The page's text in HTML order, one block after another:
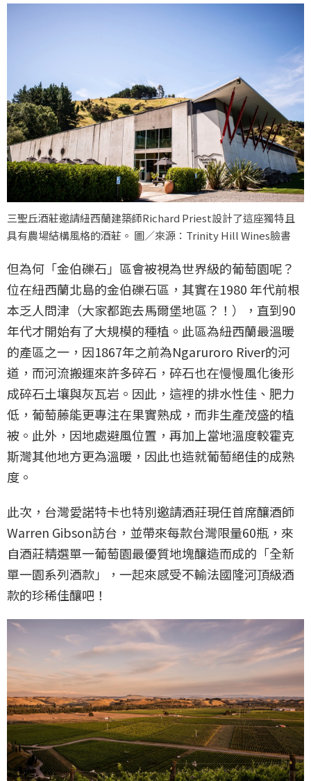
三聖丘酒莊邀請紐西蘭建築師Richard Priest設計了這座獨特且
具有農場結構風格的酒莊。 圖／來源：Trinity Hill Wines臉書
但為何「金伯礫石」區會被視為世界級的葡萄園呢？
位在紐西蘭北島的金伯礫石區，其實在1980 年代前根
本乏人問津（大家都跑去馬爾堡地區？！），直到90
年代才開始有了大規模的種植。此區為紐西蘭最溫暖
的產區之一，因1867年之前為Ngaruroro River的河
道，而河流搬運來許多碎石，碎石也在慢慢風化後形
成碎石土壤與灰瓦岩。因此，這裡的排水性佳、肥力
低，葡萄藤能更專注在果實熟成，而非生產茂盛的植
被。此外，因地處避風位置，再加上當地溫度較霍克
斯灣其他地方更為溫暖，因此也造就葡萄絕佳的成熟
度。
此次，台灣愛諾特卡也特別邀請酒莊現任首席釀酒師
Warren Gibson訪台，並帶來每款台灣限量60瓶，來
自酒莊精選單一葡萄園最優質地塊釀造而成的「全新
單一園系列酒款」，一起來感受不輸法國隆河頂級酒
款的珍稀佳釀吧！